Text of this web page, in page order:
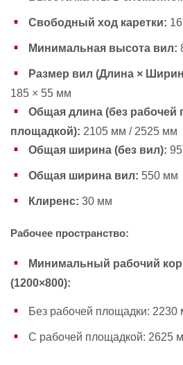
Свободный ход каретки:
Минимальная высота вил:
Размер вил (Длина ×
185 × 55 мм
Общая длина (без рабочей
площадкой): 2105 мм / 2525 мм
Общая ширина (без вил):
Общая ширина вил: 550 мм
Клиренс: 30 мм
Рабочее пространство:
Минимальный рабочий
(1200×800):
Без рабочей площадки: 2230
С рабочей площадкой: 2625